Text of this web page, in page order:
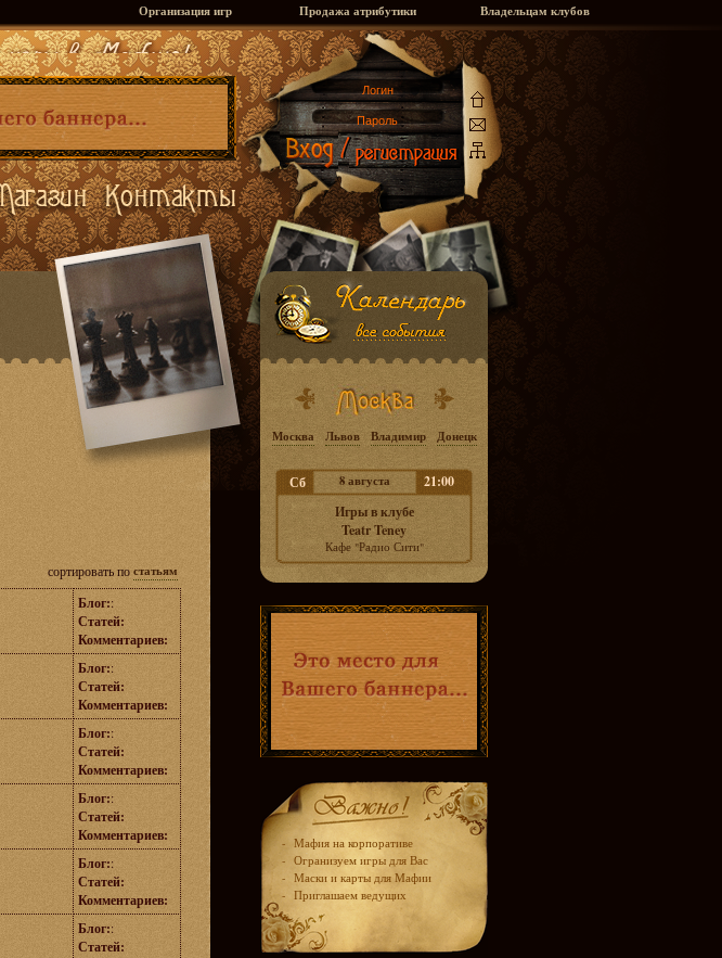
Организация игр Продажа атрибутики Владельцам клубов
сортировать постатьям
Блог::
Статей:
Комментариев:
Блог::
Статей:
Комментариев:
Блог::
Статей:
Комментариев:
Блог::
Статей:
Комментариев:
Блог::
Статей:
Комментариев:
Блог::
Статей:
Москва Львов Владимир Донецк
Сб 8 августа
21:00
Игры в клубе
Teatr Teney
Кафе "Радио Сити"
- Мафия на корпоративе
- Огранизуем игры для Вас
- Маски и карты для Мафии
- Приглашаем ведущих